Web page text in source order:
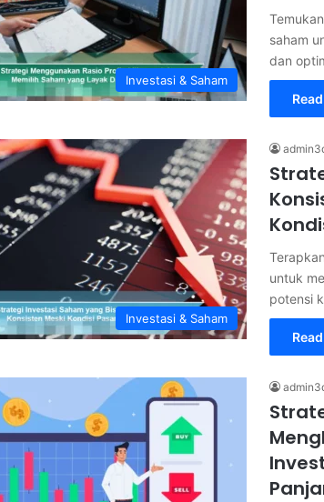
Investasi & Saham
saham
dan
Investasi & Saham
untuk
potensi